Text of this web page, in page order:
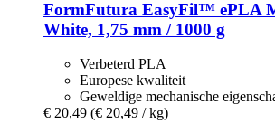
FormFutura EasyFil™ ePLA
White, 1,75 mm / 1000 g
Verbeterd PLA
Europese kwaliteit
Geweldige mechanische
€ 20,49 (€ 20,49 / kg)